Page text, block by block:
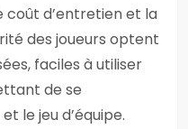
coût d’entretien et la
des joueurs optent
faciles à utiliser
de se
le jeu d’équipe.